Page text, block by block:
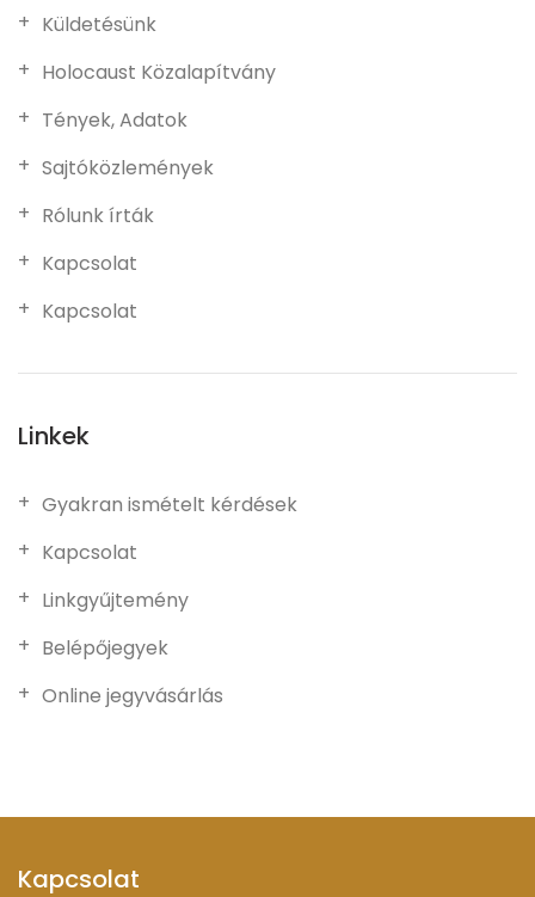
Küldetésünk
Holocaust Közalapítvány
Tények, Adatok
Sajtóközlemények
Rólunk írták
Kapcsolat
Kapcsolat
Linkek
Gyakran ismételt kérdések
Kapcsolat
Linkgyűjtemény
Belépőjegyek
Online jegyvásárlás
Kapcsolat